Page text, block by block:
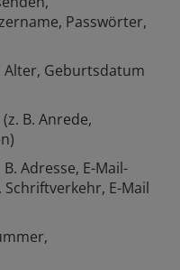
Passwörter,
Alter, Geburtsdatum
B. Anrede,
Adresse, E-Mail-
E-Mail